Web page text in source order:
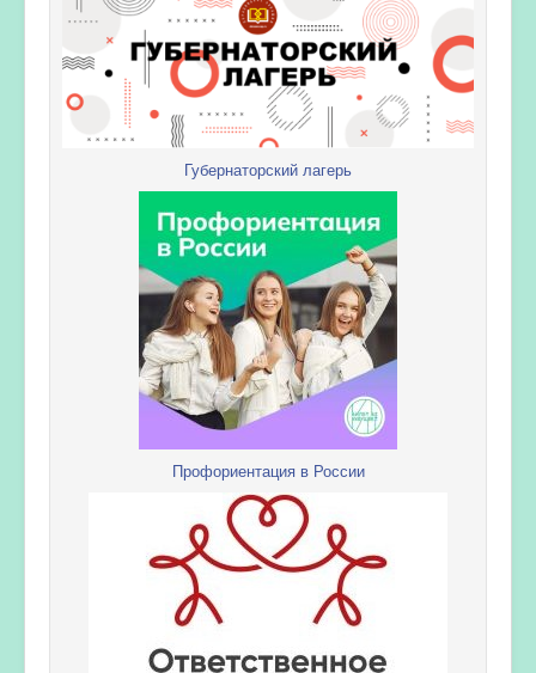
Губернаторский лагерь
Профориентация в России